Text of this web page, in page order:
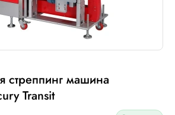
стреппинг машина
Transit